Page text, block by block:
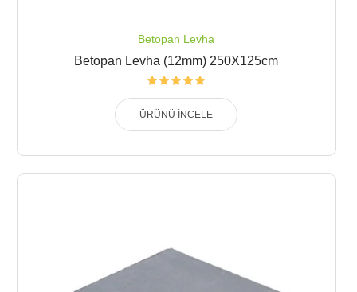
Betopan Levha
Betopan Levha (12mm) 250X125cm
ÜRÜNÜ İNCELE